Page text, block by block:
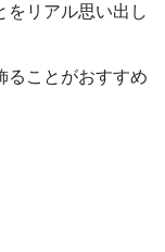
をリアル思い出し
ることがおすすめ